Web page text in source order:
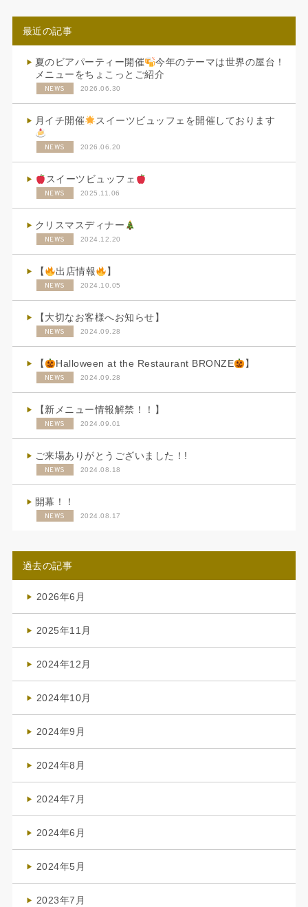
最近の記事
夏のビアパーティー開催
今年のテーマは世界の屋台！
メニューをちょこっとご紹介
NEWS 2026.06.30
月イチ開催 スイーツビュッフェを開催しております
NEWS 2026.06.20
スイーツビュッフェ
NEWS 2025.11.06
クリスマスディナー
NEWS 2024.12.20
【 出店情報 】
NEWS 2024.10.05
【大切なお客様へお知らせ】
NEWS 2024.09.28
【 Halloween at the Restaurant BRONZE 】
NEWS 2024.09.28
【新メニュー情報解禁！！】
NEWS 2024.09.01
ご来場ありがとうございました！!
NEWS 2024.08.18
開幕！！
NEWS 2024.08.17
過去の記事
2026年6月
2025年11月
2024年12月
2024年10月
2024年9月
2024年8月
2024年7月
2024年6月
2024年5月
2023年7月